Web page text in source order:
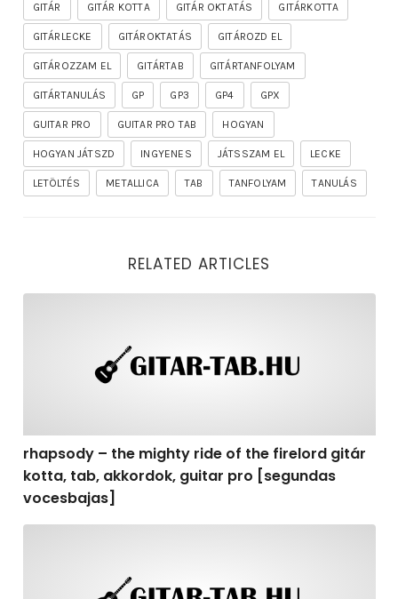
GITÁR GITÁR KOTTA GITÁR OKTATÁS GITÁRKOTTA
GITÁRLECKE GITÁROKTATÁS GITÁROZD EL
GITÁROZZAM EL GITÁRTAB GITÁRTANFOLYAM
GITÁRTANULÁS GP GP3 GP4 GPX
GUITAR PRO GUITAR PRO TAB HOGYAN
HOGYAN JÁTSZD INGYENES JÁTSSZAM EL LECKE
LETÖLTÉS METALLICA TAB TANFOLYAM TANULÁS
RELATED ARTICLES
rhapsody – the mighty ride of the firelord gitár
kotta, tab, akkordok, guitar pro [segundas
vocesbajas]